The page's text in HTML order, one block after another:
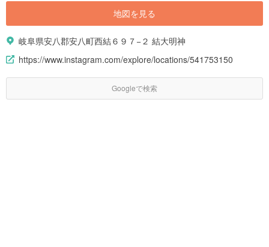
地図を見る
岐阜県安八郡安八町西結６９７−２ 結大明神
https://www.instagram.com/explore/locations/541753150
Googleで検索